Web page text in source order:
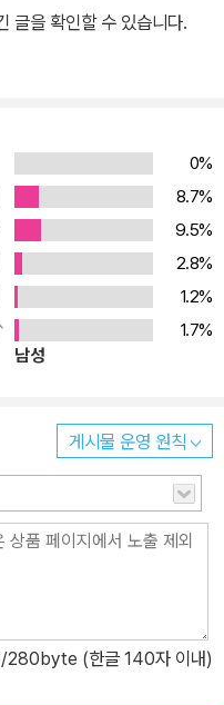
글을 확인할 수 있습니다.
0%
8.7%
9.5%
2.8%
1.2%
1.7%
남성
게시물 운영 원칙
/280byte (한글 140자 이내)